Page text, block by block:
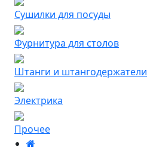
Сушилки для посуды
Фурнитура для столов
Штанги и штангодержатели
Электрика
Прочее